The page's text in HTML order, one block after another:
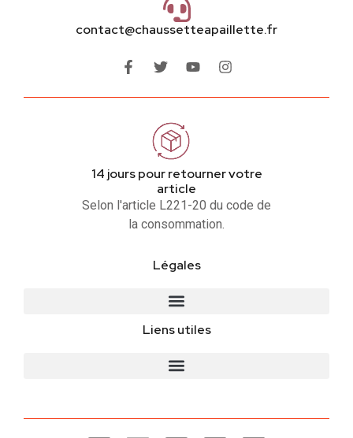
contact@chaussetteapaillette.fr
14 jours pour retourner votre
article
Selon l'article L221-20 du code de
la consommation.
Légales
Liens utiles